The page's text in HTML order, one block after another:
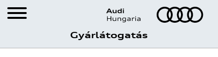
Gyárlátogatás
Cookie
beállítások